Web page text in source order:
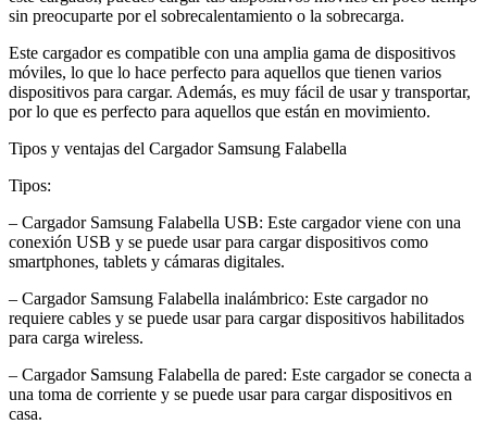
sin preocuparte por el sobrecalentamiento o la sobrecarga.
Este cargador es compatible con una amplia gama de dispositivos
móviles, lo que lo hace perfecto para aquellos que tienen varios
dispositivos para cargar. Además, es muy fácil de usar y transportar,
por lo que es perfecto para aquellos que están en movimiento.
Tipos y ventajas del Cargador Samsung Falabella
Tipos:
– Cargador Samsung Falabella USB: Este cargador viene con una
conexión USB y se puede usar para cargar dispositivos como
smartphones, tablets y cámaras digitales.
– Cargador Samsung Falabella inalámbrico: Este cargador no
requiere cables y se puede usar para cargar dispositivos habilitados
para carga wireless.
– Cargador Samsung Falabella de pared: Este cargador se conecta a
una toma de corriente y se puede usar para cargar dispositivos en
casa.